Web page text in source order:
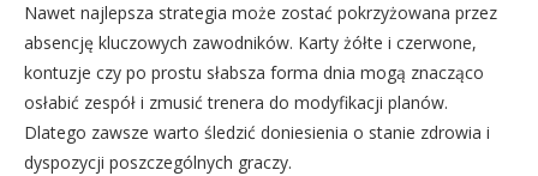
Nawet najlepsza strategia może zostać pokrzyżowana przez
absencję kluczowych zawodników. Karty żółte i czerwone,
kontuzje czy po prostu słabsza forma dnia mogą znacząco
osłabić zespół i zmusić trenera do modyfikacji planów.
Dlatego zawsze warto śledzić doniesienia o stanie zdrowia i
dyspozycji poszczególnych graczy.